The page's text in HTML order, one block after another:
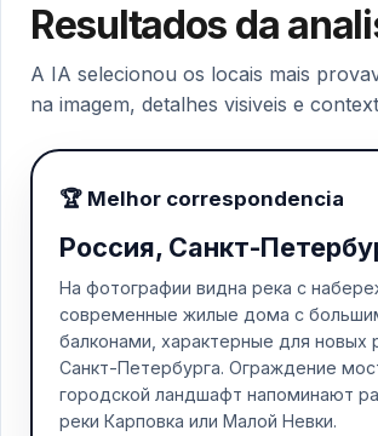
Resultados da
A IA selecionou os locais mais
na imagem, detalhes visiveis e
🏆 Melhor correspondencia
Россия, Санкт-
На фотографии видна река с
современные жилые дома с
балконами, характерные для новых
Санкт-Петербурга. Ограждение
городской ландшафт напоминают
реки Карповка или Малой Невки.